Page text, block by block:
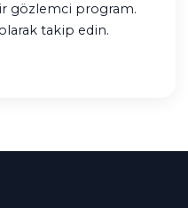
gözlemci program.
takip edin.